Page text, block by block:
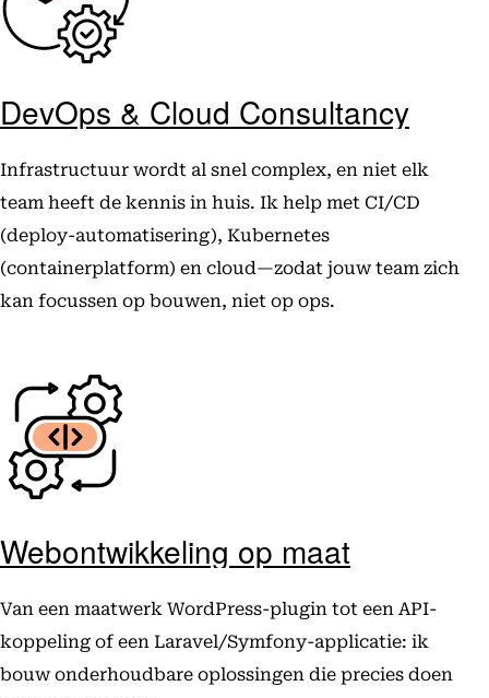
DevOps & Cloud Consultancy
Infrastructuur wordt al snel complex, en niet elk
team heeft de kennis in huis. Ik help met CI/CD
(deploy-automatisering), Kubernetes
(containerplatform) en cloud—zodat jouw team zich
kan focussen op bouwen, niet op ops.
Webontwikkeling op maat
Van een maatwerk WordPress-plugin tot een API-
koppeling of een Laravel/Symfony-applicatie: ik
bouw onderhoudbare oplossingen die precies doen